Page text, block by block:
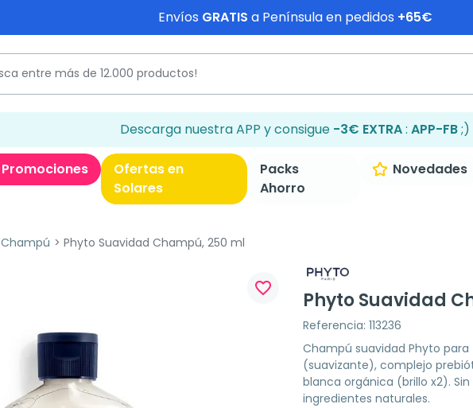
Envíos GRATIS a Península en pedidos +65€
Descarga nuestra APP y consigue -3€ EXTRA: APP-FB;)
Promociones
Ofertas en
Solares
Packs
Ahorro
Novedades
Champú Phyto Suavidad Champú, 250 ml
favorite_border
Phyto Suavidad
Referencia: 113236
Champú suavidad Phyto
(suavizante), complejo
blanca orgánica (brillo x2). Sin
ingredientes naturales.